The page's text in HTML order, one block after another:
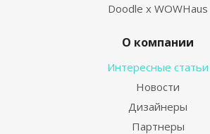
Doodle x WOWHaus
О компании
Интересные статьи
Новости
Дизайнеры
Партнеры